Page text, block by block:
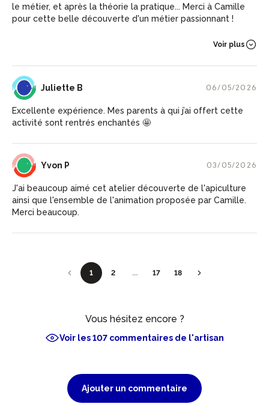
le métier, et après la théorie la pratique... Merci à Camille
pour cette belle découverte d'un métier passionnant !
Voir plus
JB Juliette B 06/05/2026
Excellente expérience. Mes parents à qui j’ai offert cette
activité sont rentrés enchantés 🤩
YP Yvon P 03/05/2026
J'ai beaucoup aimé cet atelier découverte de l'apiculture
ainsi que l'ensemble de l'animation proposée par Camille.
Merci beaucoup.
1 2 ... 17 18
Vous hésitez encore ?
Voir les 107 commentaires de l'artisan
Ajouter un commentaire